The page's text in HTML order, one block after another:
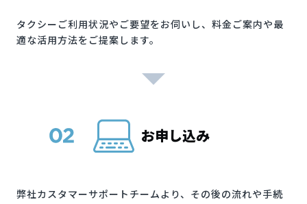
タクシーご利用状況やご要望をお伺いし、料金ご案内や最
適な活用方法をご提案します。
お申し込み
弊社カスタマーサポートチームより、その後の流れや手続